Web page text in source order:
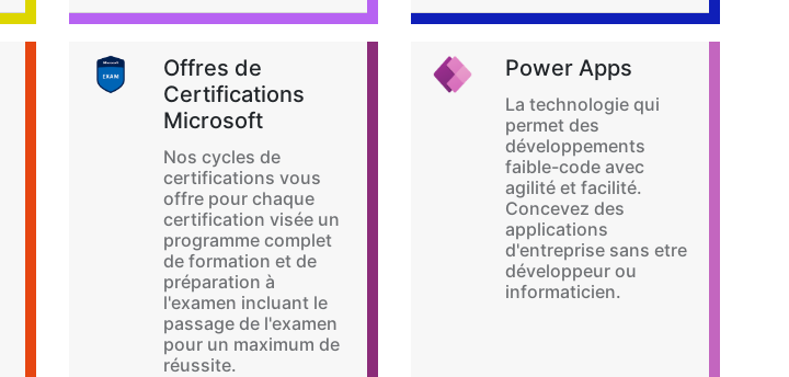
Offres de
Certifications
Microsoft
Nos cycles de
certifications vous
offre pour chaque
certification visée un
programme complet
de formation et de
préparation à
l'examen incluant le
passage de l'examen
pour un maximum de
réussite.
Power Apps
La technologie qui
permet des
développements
faible-code avec
agilité et facilité.
Concevez des
applications
d'entreprise sans etre
développeur ou
informaticien.